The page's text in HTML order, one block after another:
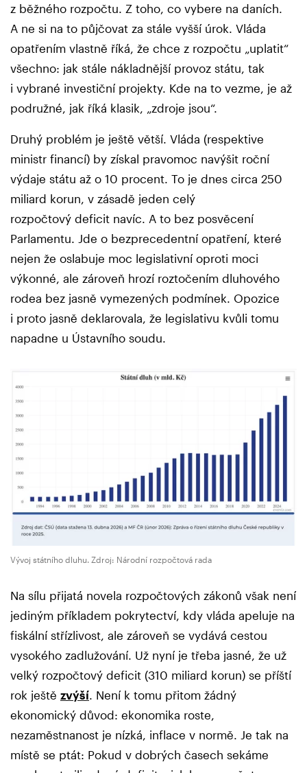
z běžného rozpočtu. Z toho, co vybere na daních.
A ne si na to půjčovat za stále vyšší úrok. Vláda
opatřením vlastně říká, že chce z rozpočtu „uplatit“
všechno: jak stále nákladnější provoz státu, tak
i vybrané investiční projekty. Kde na to vezme, je až
podružné, jak říká klasik, „zdroje jsou“.
Druhý problém je ještě větší. Vláda (respektive
ministr financí) by získal pravomoc navýšit roční
výdaje státu až o 10 procent. To je dnes circa 250
miliard korun, v zásadě jeden celý
rozpočtový deficit navíc. A to bez posvěcení
Parlamentu. Jde o bezprecedentní opatření, které
nejen že oslabuje moc legislativní oproti moci
výkonné, ale zároveň hrozí roztočením dluhového
rodea bez jasně vymezených podmínek. Opozice
i proto jasně deklarovala, že legislativu kvůli tomu
napadne u Ústavního soudu.
Vývoj státního dluhu. Zdroj: Národní rozpočtová rada
Na sílu přijatá novela rozpočtových zákonů však není
jediným příkladem pokrytectví, kdy vláda apeluje na
fiskální střízlivost, ale zároveň se vydává cestou
vysokého zadlužování. Už nyní je třeba jasné, že už
velký rozpočtový deficit (310 miliard korun) se příští
rok ještě zvýší. Není k tomu přitom žádný
ekonomický důvod: ekonomika roste,
nezaměstnanost je nízká, inflace v normě. Je tak na
místě se ptát: Pokud v dobrých časech sekáme